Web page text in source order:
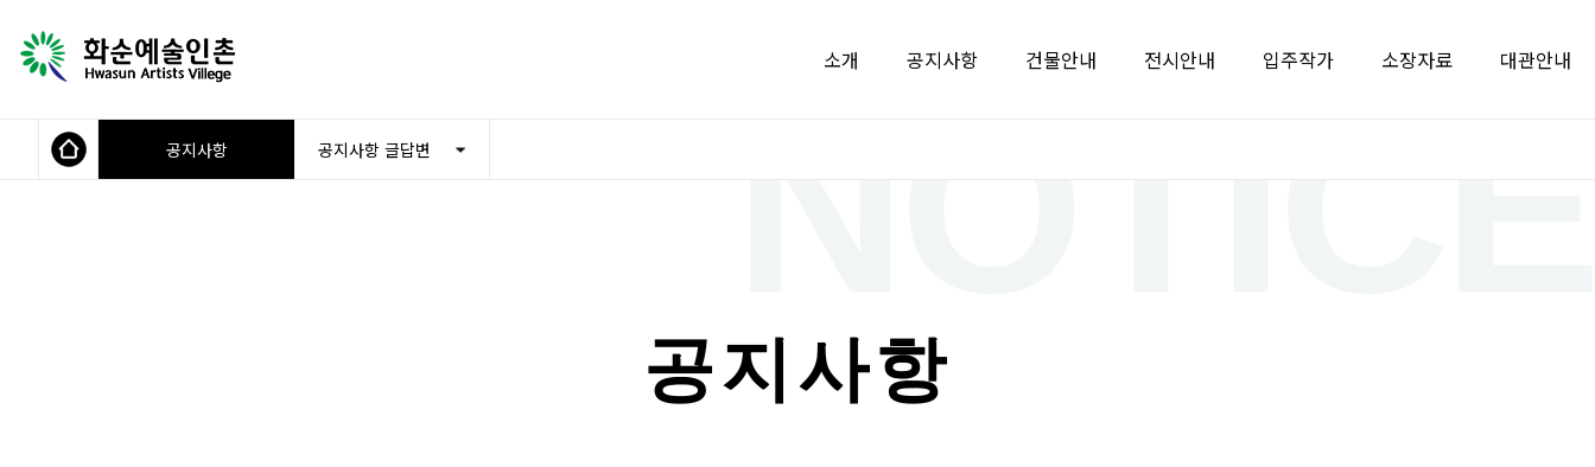
소개 공지사항 건물안내 전시안내 입주작가 소장자료 대관안내
공지사항 공지사항 글답변
공지사항